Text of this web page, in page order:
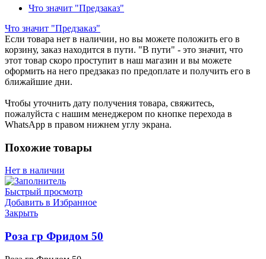
Что значит "Предзаказ"
Что значит "Предзаказ"
Если товара нет в наличии, но вы можете положить его в
корзину, заказ находится в пути. "В пути" - это значит, что
этот товар скоро проступит в наш магазин и вы можете
оформить на него предзаказ по предоплате и получить его в
ближайшие дни.
Чтобы уточнить дату получения товара, свяжитесь,
пожалуйста с нашим менеджером по кнопке перехода в
WhatsApp в правом нижнем углу экрана.
Похожие товары
Нет в наличии
Быстрый просмотр
Добавить в Избранное
Закрыть
Роза гр Фридом 50